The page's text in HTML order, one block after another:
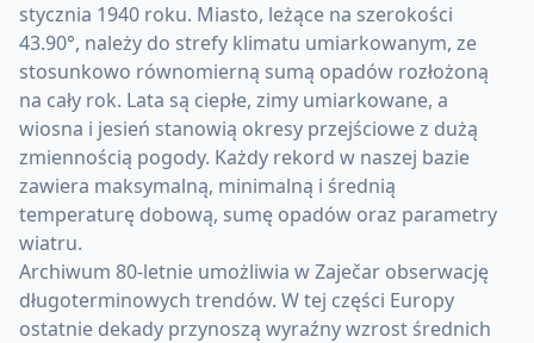
stycznia 1940 roku. Miasto, leżące na szerokości
43.90°, należy do strefy klimatu umiarkowanym, ze
stosunkowo równomierną sumą opadów rozłożoną
na cały rok. Lata są ciepłe, zimy umiarkowane, a
wiosna i jesień stanowią okresy przejściowe z dużą
zmiennością pogody. Każdy rekord w naszej bazie
zawiera maksymalną, minimalną i średnią
temperaturę dobową, sumę opadów oraz parametry
wiatru.
Archiwum 80-letnie umożliwia w Zaječar obserwację
długoterminowych trendów. W tej części Europy
ostatnie dekady przynoszą wyraźny wzrost średnich